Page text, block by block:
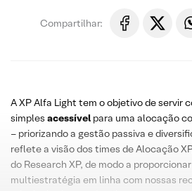
Compartilhar:
A XP Alfa Light tem o objetivo de servir
simples acessível para uma alocação
– priorizando a gestão passiva e
reflete a visão dos times de Alocação
do Research XP, de modo a
multiestratégia em linha com nossas